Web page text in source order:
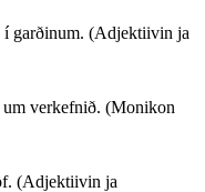
í garðinum. (Adjektiivin ja
um verkefnið. (Monikon
(Adjektiivin ja